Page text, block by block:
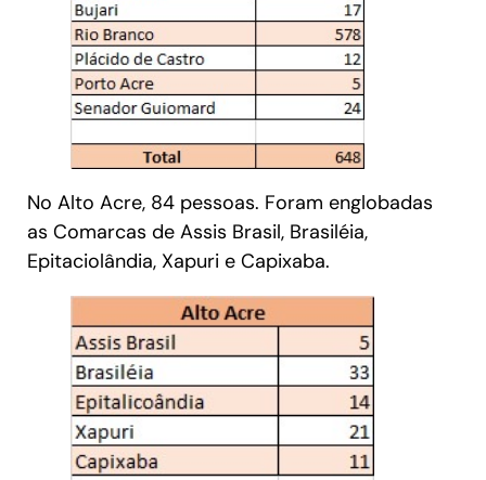
No Alto Acre, 84 pessoas. Foram englobadas
as Comarcas de Assis Brasil, Brasiléia,
Epitaciolândia, Xapuri e Capixaba.